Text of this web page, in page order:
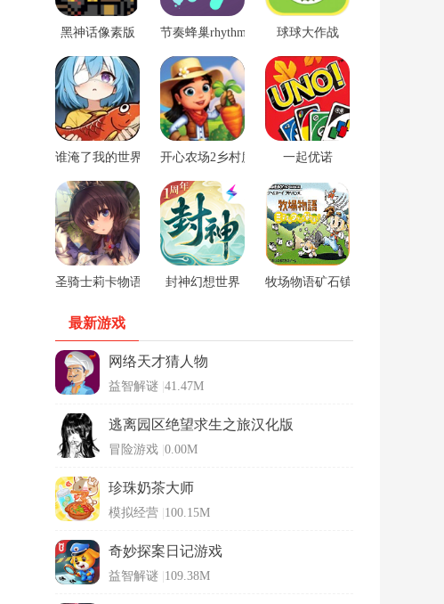
黑神话像素版 节奏蜂巢rhythm hive 球球大作战
谁淹了我的世界游戏开心农场2乡村度假中文版一起优诺
圣骑士莉卡物语安卓手游封神幻想世界 牧场物语矿石镇的伙伴们男孩版
最新游戏
网络天才猜人物
益智解谜 41.47M
逃离园区绝望求生之旅汉化版
冒险游戏 0.00M
珍珠奶茶大师
模拟经营 100.15M
奇妙探案日记游戏
益智解谜 109.38M